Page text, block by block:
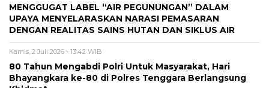
MENGGUGAT LABEL “AIR PEGUNUNGAN” DALAM
UPAYA MENYELARASKAN NARASI PEMASARAN
DENGAN REALITAS SAINS HUTAN DAN SIKLUS AIR
Kamis, 2 Juli 2026 - 13:42 WIB
80 Tahun Mengabdi Polri Untuk Masyarakat, Hari
Bhayangkara ke-80 di Polres Tenggara Berlangsung